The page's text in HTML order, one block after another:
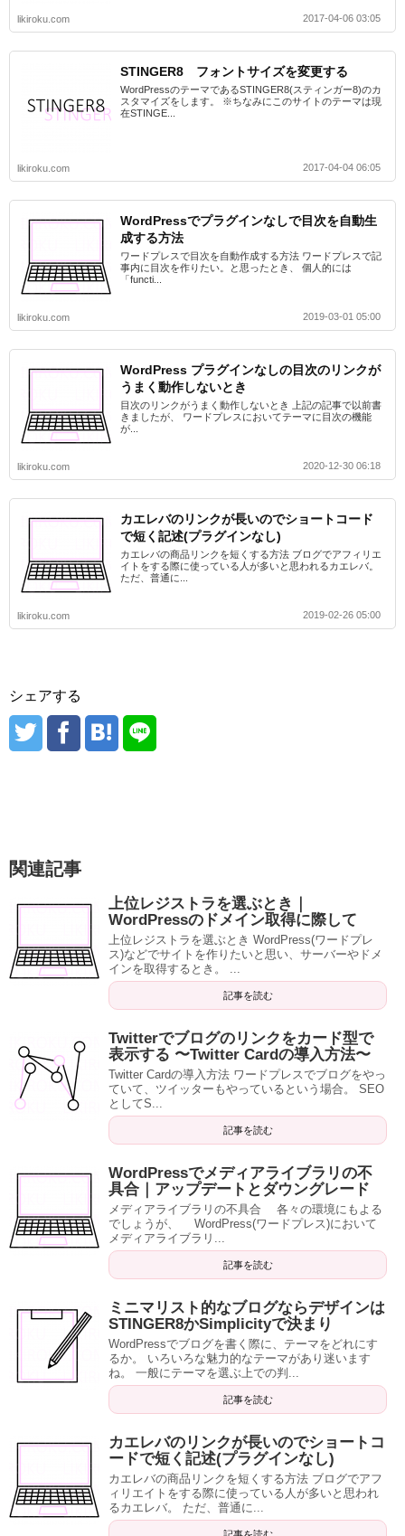
likiroku.com 2017-04-06 03:05
STINGER8 フォントサイズを変更する
WordPressのテーマであるSTINGER8(スティンガー8)のカ
スタマイズをします。 ※ちなみにこのサイトのテーマは現
在STINGE...
likiroku.com 2017-04-04 06:05
WordPressでプラグインなしで目次を自動生
成する方法
ワードプレスで目次を自動作成する方法 ワードプレスで記
事内に目次を作りたい。と思ったとき、 個人的には
「functi...
likiroku.com 2019-03-01 05:00
WordPress プラグインなしの目次のリンクが
うまく動作しないとき
目次のリンクがうまく動作しないとき 上記の記事で以前書
きましたが、 ワードプレスにおいてテーマに目次の機能
が...
likiroku.com 2020-12-30 06:18
カエレバのリンクが長いのでショートコード
で短く記述(プラグインなし)
カエレバの商品リンクを短くする方法 ブログでアフィリエ
イトをする際に使っている人が多いと思われるカエレバ。
ただ、普通に...
likiroku.com 2019-02-26 05:00
シェアする
関連記事
上位レジストラを選ぶとき｜
WordPressのドメイン取得に際して
上位レジストラを選ぶとき WordPress(ワードプレ
ス)などでサイトを作りたいと思い、サーバーやドメ
インを取得するとき。 ...
記事を読む
Twitterでブログのリンクをカード型で
表示する 〜Twitter Cardの導入方法〜
Twitter Cardの導入方法 ワードプレスでブログをやっ
ていて、ツイッターもやっているという場合。 SEO
としてS...
記事を読む
WordPressでメディアライブラリの不
具合｜アップデートとダウングレード
メディアライブラリの不具合 各々の環境にもよる
でしょうが、 WordPress(ワードプレス)において
メディアライブラリ...
記事を読む
ミニマリスト的なブログならデザインは
STINGER8かSimplicityで決まり
WordPressでブログを書く際に、テーマをどれにす
るか。 いろいろな魅力的なテーマがあり迷います
ね。 一般にテーマを選ぶ上での判...
記事を読む
カエレバのリンクが長いのでショートコ
ードで短く記述(プラグインなし)
カエレバの商品リンクを短くする方法 ブログでアフ
ィリエイトをする際に使っている人が多いと思われ
るカエレバ。 ただ、普通に...